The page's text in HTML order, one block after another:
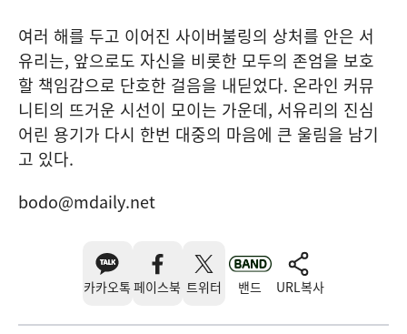
여러 해를 두고 이어진 사이버불링의 상처를 안은 서
유리는, 앞으로도 자신을 비롯한 모두의 존엄을 보호
할 책임감으로 단호한 걸음을 내딛었다. 온라인 커뮤
니티의 뜨거운 시선이 모이는 가운데, 서유리의 진심
어린 용기가 다시 한번 대중의 마음에 큰 울림을 남기
고 있다.
bodo@mdaily.net
카카오톡 페이스북 트위터 밴드 URL복사